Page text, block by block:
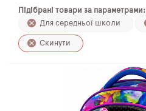
ПЛЯШКИ ДЛЯ ВОДИ
DELUNE
Підібрані товари за параметрами:
Для середньої школи
Скинути